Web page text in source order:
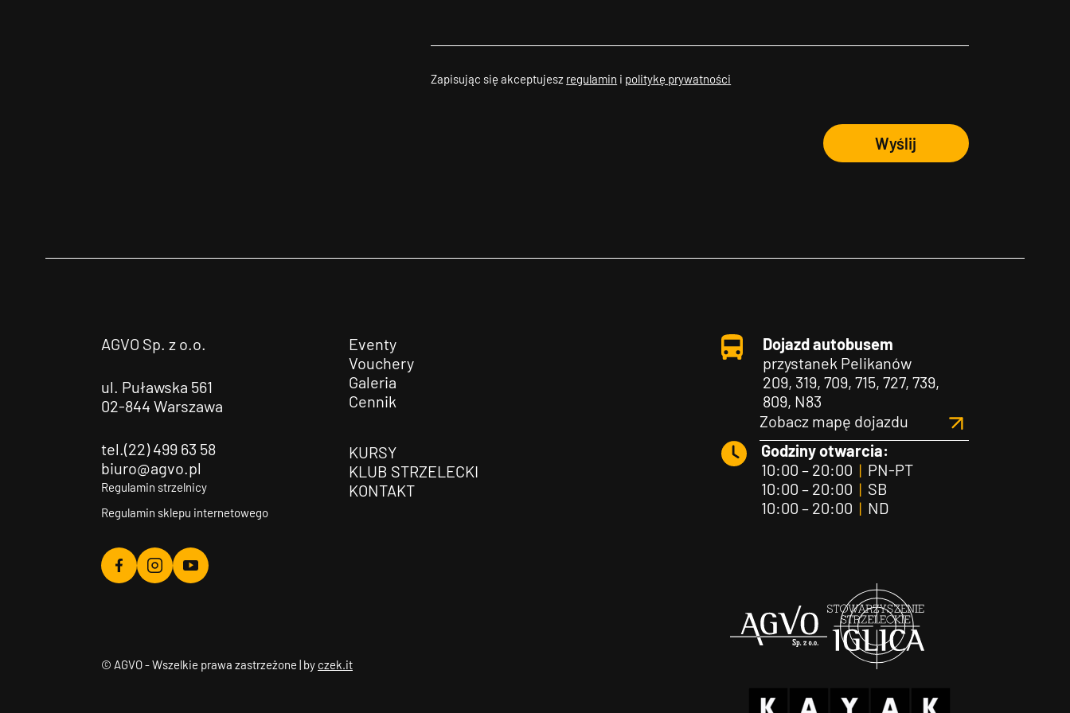
Zapisując się akceptujesz regulamin i politykę prywatności
Wyślij
AGVO Sp. z o.o.
ul. Puławska 561
02-844 Warszawa
tel.(22) 499 63 58
biuro@agvo.pl
Regulamin strzelnicy
Regulamin sklepu internetowego
Agvo
Agvo
Agvo
Eventy
Vouchery
Galeria
Cennik
KURSY
KLUB STRZELECKI
KONTAKT
Dojazd autobusem
przystanek Pelikanów
209, 319, 709, 715, 727, 739,
809, N83
Zobacz mapę dojazdu
Godziny otwarcia:
10:00 – 20:00 |PN-PT
10:00 – 20:00 |SB
10:00 – 20:00 |ND
© AGVO - Wszelkie prawa zastrzeżone | by czek.it
Agvo Iglica